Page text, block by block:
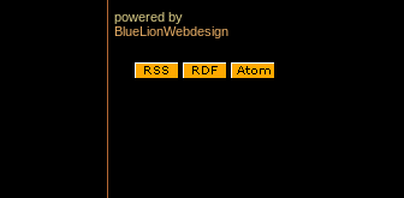
powered by
BlueLionWebdesign